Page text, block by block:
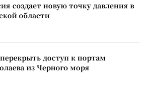
создает новую точку давления в
области
доступ к портам
из Черного моря